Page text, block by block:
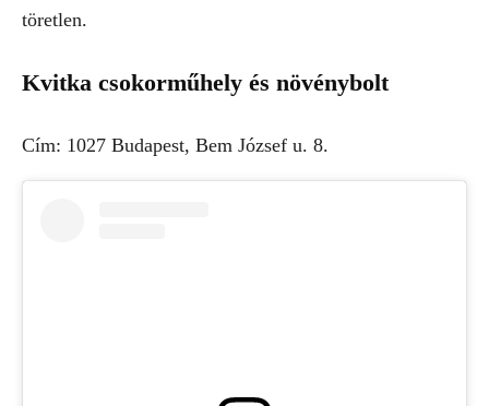
töretlen.
Kvitka csokorműhely és növénybolt
Cím: 1027 Budapest, Bem József u. 8.